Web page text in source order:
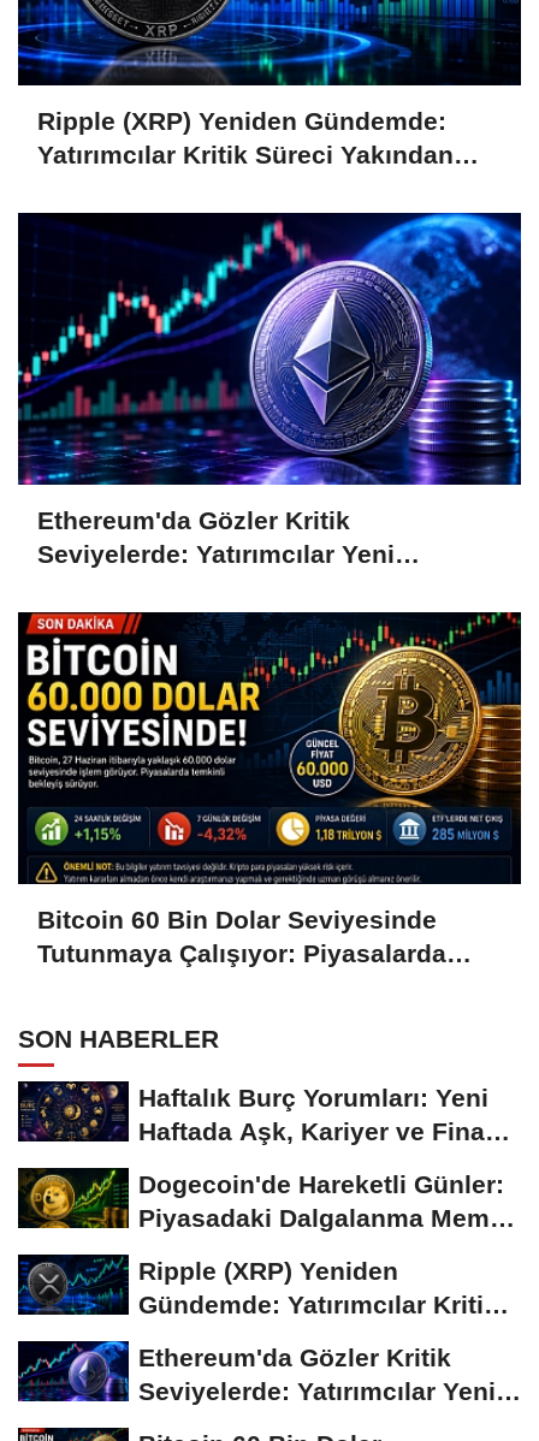
Ripple (XRP) Yeniden Gündemde:
Yatırımcılar Kritik Süreci Yakından
Ethereum'da Gözler Kritik
Seviyelerde: Yatırımcılar Yeni
Bitcoin 60 Bin Dolar Seviyesinde
Tutunmaya Çalışıyor: Piyasalarda
SON HABERLER
Haftalık Burç Yorumları: Yeni
Haftada Aşk, Kariyer ve Finans
Dogecoin'de Hareketli Günler:
Piyasadaki Dalgalanma Meme
Ripple (XRP) Yeniden
Gündemde: Yatırımcılar Kritik
Ethereum'da Gözler Kritik
Seviyelerde: Yatırımcılar Yeni